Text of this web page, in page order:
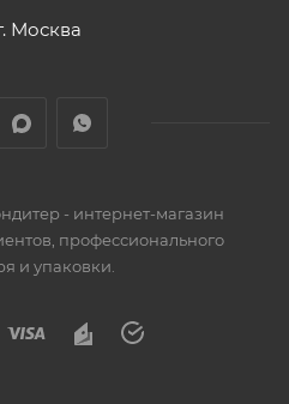
Москва
- интернет-магазин
профессионального
и упаковки.